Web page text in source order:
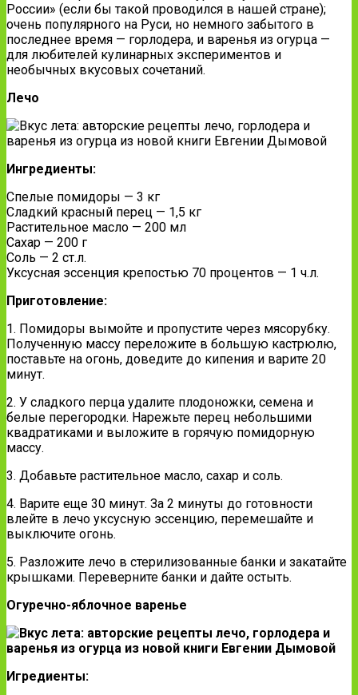
России» (если бы такой проводился в нашей стране);
очень популярного на Руси, но немного забытого в
последнее время — горлодера, и варенья из огурца —
для любителей кулинарных экспериментов и
необычных вкусовых сочетаний.
Лечо
Ингредиенты:
Спелые помидоры — 3 кг
Сладкий красный перец — 1,5 кг
Растительное масло — 200 мл
Сахар — 200 г
Соль — 2 ст.л.
Уксусная эссенция крепостью 70 процентов — 1 ч.л.
Приготовление:
1. Помидоры вымойте и пропустите через мясорубку.
Полученную массу переложите в большую кастрюлю,
поставьте на огонь, доведите до кипения и варите 20
минут.
2. У сладкого перца удалите плодоножки, семена и
белые перегородки. Нарежьте перец небольшими
квадратиками и выложите в горячую помидорную
массу.
3. Добавьте растительное масло, сахар и соль.
4. Варите еще 30 минут. За 2 минуты до готовности
влейте в лечо уксусную эссенцию, перемешайте и
выключите огонь.
5. Разложите лечо в стерилизованные банки и закатайте
крышками. Переверните банки и дайте остыть.
Огуречно-яблочное варенье
Игредиенты: